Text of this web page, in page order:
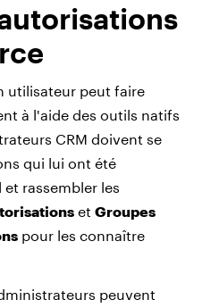
utilisateur peut faire
à l'aide des outils natifs
CRM doivent se
qui lui ont été
et rassembler les
et Groupes
pour les connaître
peuvent